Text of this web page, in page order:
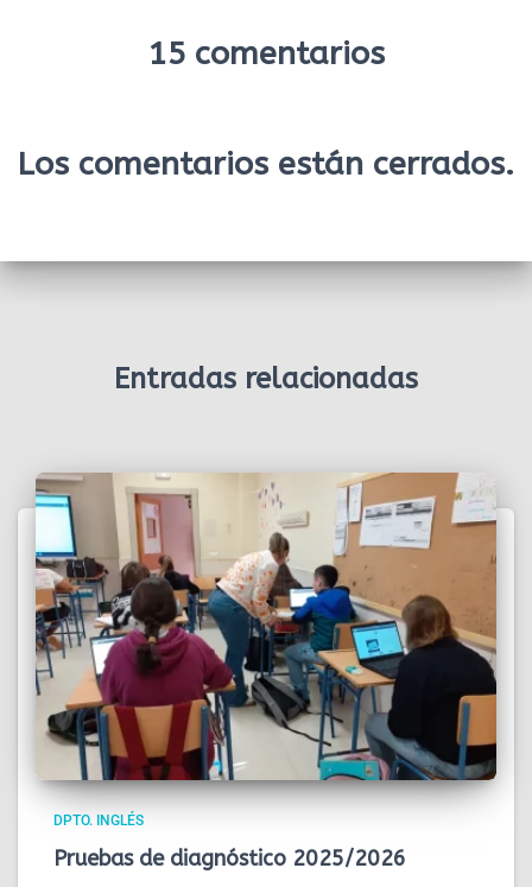
15 comentarios
Los comentarios están cerrados.
Entradas relacionadas
DPTO. INGLÉS
Pruebas de diagnóstico 2025/2026